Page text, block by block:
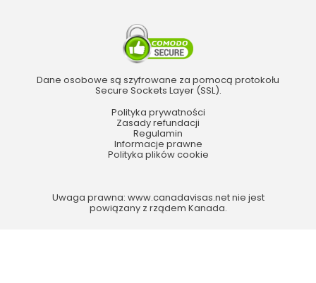
Dane osobowe są szyfrowane za pomocą protokołu
Secure Sockets Layer (SSL).
Polityka prywatności
Zasady refundacji
Regulamin
Informacje prawne
Polityka plików cookie
Uwaga prawna: www.canadavisas.net nie jest
powiązany z rządem Kanada.